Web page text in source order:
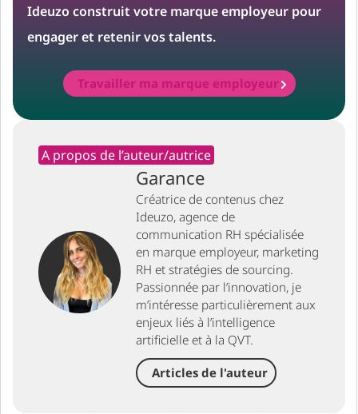
Ideuzo construit votre marque employeur pour
engager et retenir vos talents.
Travailler ma marque employeur
A propos de l’auteur/autrice
Garance
Créatrice de contenus chez
Ideuzo, agence de
communication RH spécialisée
en marque employeur, marketing
RH et stratégies de sourcing.
Passionnée par l’innovation, je
m’intéresse particulièrement aux
enjeux liés à l’intelligence
artificielle et à la QVT.
Articles de l'auteur